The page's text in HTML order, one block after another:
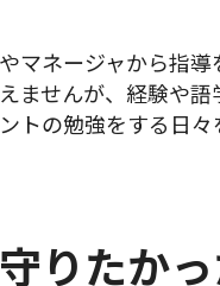
マネージャから指
ませんが、経験や
トの勉強をする日
りたか